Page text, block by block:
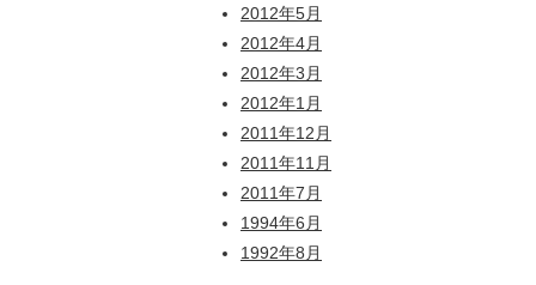
2012年5月
2012年4月
2012年3月
2012年1月
2011年12月
2011年11月
2011年7月
1994年6月
1992年8月